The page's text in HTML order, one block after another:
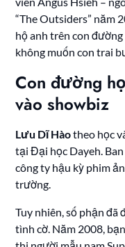
“The Outsiders” năm
hộ anh trên con
không muốn con trai
Con đường
vào showbiz
Lưu Dĩ Hàotheo học
tại Đại học Dayeh.
công ty hậu kỳ phim
trường.
Tuy nhiên, số phận đã
tình cờ. Năm 2008,